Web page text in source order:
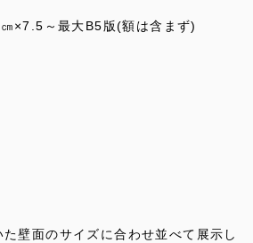
×7.5～最大B5版(額は含まず)
壁面のサイズに合わせ並べて展示し